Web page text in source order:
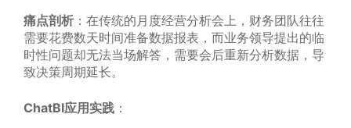
痛点剖析 ：在传统的月度经营分析会上，财务团队往往
需要花费数天时间准备数据报表，而业务领导提出的临
时性问题却无法当场解答，需要会后重新分析数据，导
致决策周期延长。
ChatBI应用实践 ：